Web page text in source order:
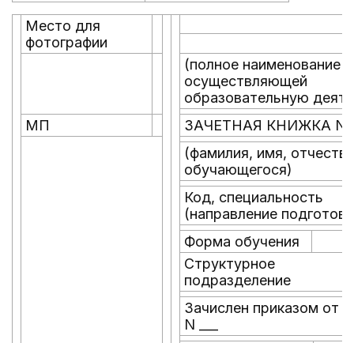
Место для
фотографии
(полное наименование
осуществляющей
образовательную
МП
ЗАЧЕТНАЯ КНИЖКА N
(фамилия, имя,
обучающегося)
Код, специальность
(направление
Форма обучения
Структурное
подразделение
Зачислен приказом от
N ___